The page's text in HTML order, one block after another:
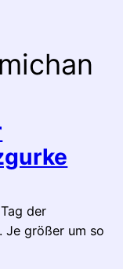
der
Je größer um so